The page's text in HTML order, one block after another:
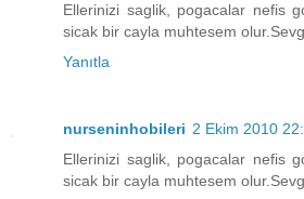
Ellerinizi saglik, pogacalar nefis
sicak bir cayla muhtesem
Yanıtla
nurseninhobileri 2 Ekim 2010
Ellerinizi saglik, pogacalar nefis
sicak bir cayla muhtesem